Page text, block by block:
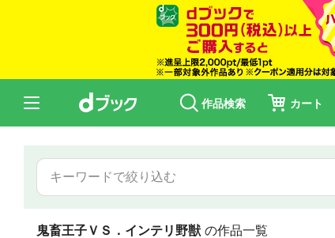
作品検索 カート
鬼畜王子ＶＳ．インテリ野獣 の作品一覧